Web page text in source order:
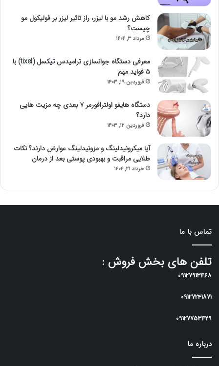
کاهش رشد مو با لیزر، راز تاثیر لیزر بر فولیکول‌ مو
چیست؟
مرداد ۳, ۱۴۰۴
معرفی دستگاه جوانسازی ترامیدس تیکسل (tixel) با
۵ فواید مهم
فروردین ۱۹, ۱۴۰۳
دستگاه هایفو اولترافورمر ۷ بعدی چه مزیت هایی
دارد؟
فروردین ۱۲, ۱۴۰۳
آیا میکرونیدلینگ و مزونیدلینگ عوارض دارند؟ نکات
طلایی مراقبت و بهبودی پوستی بعد از درمان
خرداد ۲۱, ۱۴۰۴
تماس با ما
تلفن های بخش فروش :
09127913468
09127241871
09127753429
درباره ما